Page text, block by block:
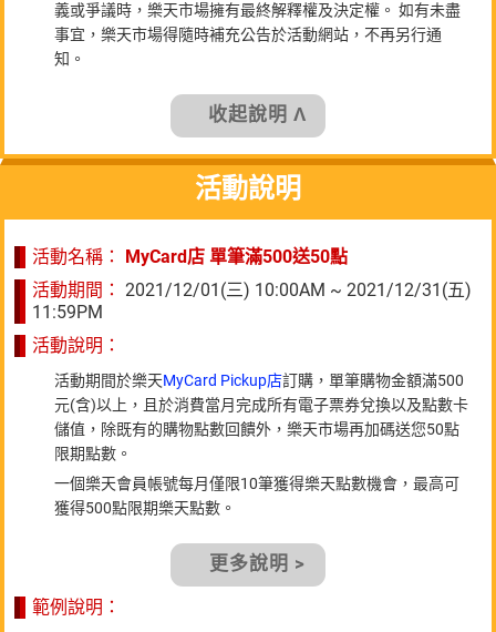
義或爭議時，樂天市場擁有最終解釋權及決定權。 如有未盡
事宜，樂天市場得隨時補充公告於活動網站，不再另行通
知。
收起說明 Λ
活動說明
活動名稱：
MyCard店 單筆滿500送50點
活動期間： 2021/12/01(三) 10:00AM ~ 2021/12/31(五)
11:59PM
活動說明：
活動期間於樂天MyCard Pickup店訂購，單筆購物金額滿500
元(含)以上，且於消費當月完成所有電子票券兌換以及點數卡
儲值，除既有的購物點數回饋外，樂天市場再加碼送您50點
限期點數。
一個樂天會員帳號每月僅限10筆獲得樂天點數機會，最高可
獲得500點限期樂天點數。
更多說明 >
範例說明：